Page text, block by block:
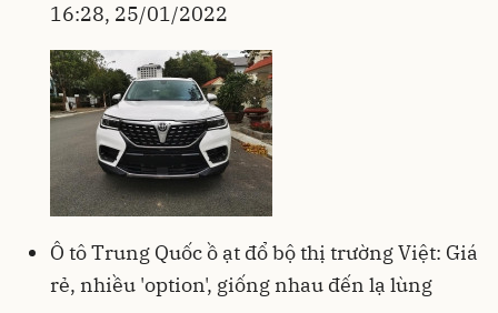
16:28, 25/01/2022
Ô tô Trung Quốc ồ ạt đổ bộ thị trường Việt: Giá
rẻ, nhiều 'option', giống nhau đến lạ lùng